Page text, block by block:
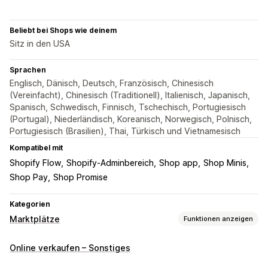
Beliebt bei Shops wie deinem
Sitz in den USA
Sprachen
Englisch, Dänisch, Deutsch, Französisch, Chinesisch
(Vereinfacht), Chinesisch (Traditionell), Italienisch, Japanisch,
Spanisch, Schwedisch, Finnisch, Tschechisch, Portugiesisch
(Portugal), Niederländisch, Koreanisch, Norwegisch, Polnisch,
Portugiesisch (Brasilien), Thai, Türkisch und Vietnamesisch
Kompatibel mit
Shopify Flow Shopify-Adminbereich Shop app Shop Minis
Shop Pay Shop Promise
Kategorien
Marktplätze Funktionen anzeigen
Angebotsmanagement
Online verkaufen – Sonstiges